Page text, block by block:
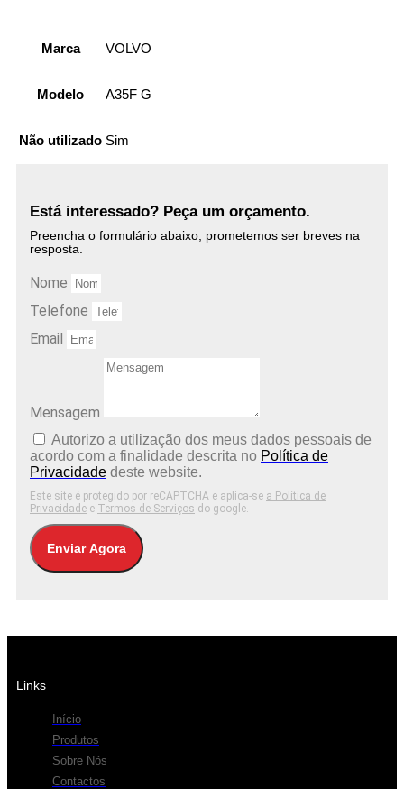
Marca VOLVO
Modelo A35F G
Não utilizado Sim
Está interessado? Peça um orçamento.
Preencha o formulário abaixo, prometemos ser breves na
resposta.
Nome
Telefone
Email
Mensagem
Autorizo ​​a utilização dos meus dados pessoais de
acordo com a finalidade descrita no Política de
Privacidade deste website.
Este site é protegido por reCAPTCHA e aplica-se a Política de
Privacidade e Termos de Serviços do google.
Enviar Agora
Links
Início
Produtos
Sobre Nós
Contactos